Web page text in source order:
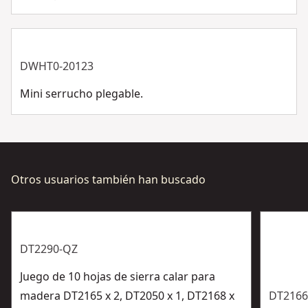
DWHT0-20123
Mini serrucho plegable.
Otros usuarios también han buscado
DT2290-QZ
Juego de 10 hojas de sierra calar para
madera DT2165 x 2, DT2050 x 1, DT2168 x